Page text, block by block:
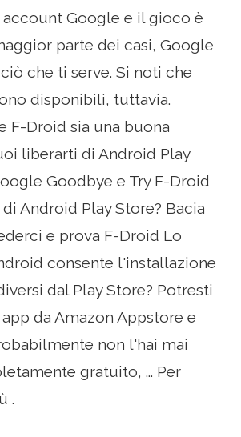
Google e il gioco è
parte dei casi, Google
che ti serve. Si noti che
disponibili, tuttavia.
F-Droid sia una buona
liberarti di Android Play
Goodbye e Try F-Droid
Android Play Store? Bacia
e prova F-Droid Lo
consente l'installazione
dal Play Store? Potresti
da Amazon Appstore e
non l'hai mai
gratuito, ... Per
.